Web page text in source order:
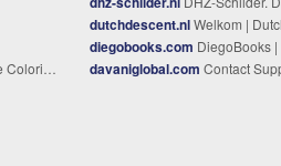
dutchdescent.nlWelkom |
diegobooks.com DiegoBooks | From
davaniglobal.com Contact